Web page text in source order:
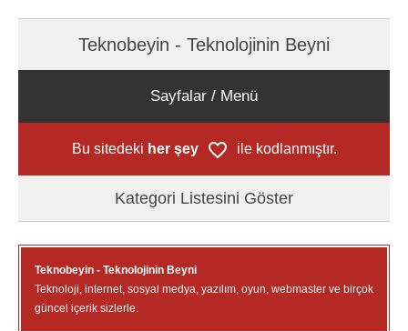
Teknobeyin - Teknolojinin Beyni
Sayfalar / Menü
Bu sitedeki her şey ile kodlanmıştır.
Kategori Listesini Göster
Teknobeyin - Teknolojinin Beyni
Teknoloji, internet, sosyal medya, yazılım, oyun, webmaster ve birçok
güncel içerik sizlerle.